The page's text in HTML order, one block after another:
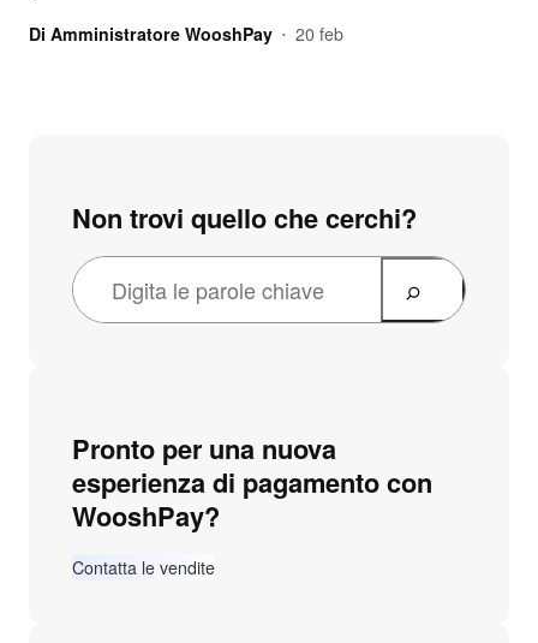
Di Amministratore WooshPay • 20 feb
Non trovi quello che cerchi?
Pronto per una nuova
esperienza di pagamento con
WooshPay?
Contatta le vendite